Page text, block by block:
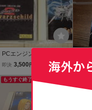
PCエンジン スーパーC
D-ROM2&CD-RON2 ス
ーパーシュヴァルツシル
ト1&2 2枚セット 工画堂
即決 3,500 円
シル
CD-
現在
もうすぐ終了